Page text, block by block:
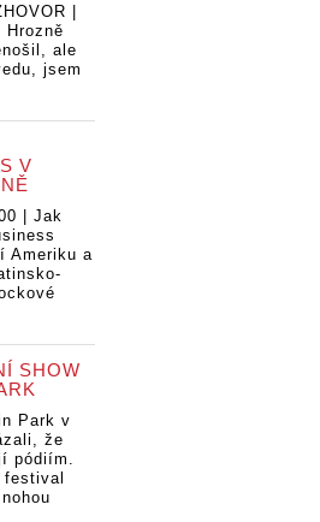
|
ale
jsem
V
| Jak
Ameriku a
SHOW
Park v
že
pódiím.
festival